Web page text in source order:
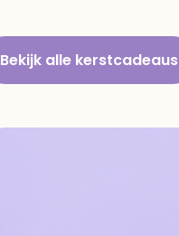
Bekijk alle kerstcadeaus